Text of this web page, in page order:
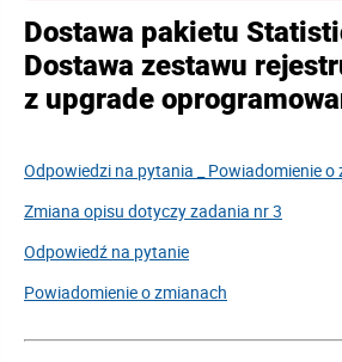
Dostawa pakietu
Dostawa zestawu
z upgrade
Odpowiedzi na pytania _ Powiadomienie o
Zmiana opisu dotyczy zadania nr 3
Odpowiedź na pytanie
Powiadomienie o zmianach